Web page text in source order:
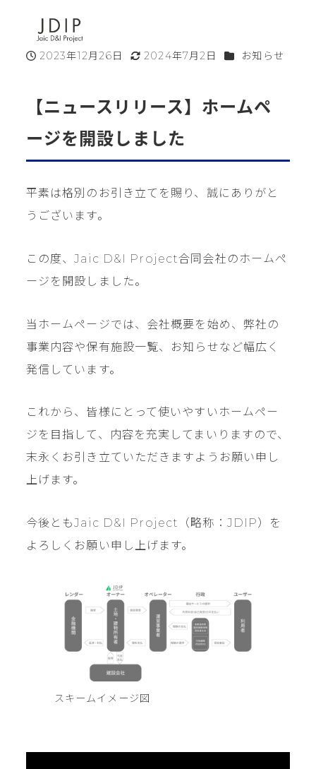
投稿日
2023年12月26日 2024年7月2日 カテゴリー
お知らせ
【ニュースリリース】ホームペ
ージを開設しました
平素は格別のお引き立てを賜り、誠にありがと
うございます。
この度、Jaic D&I Project合同会社のホームペ
ージを開設しました。
当ホームページでは、会社概要を始め、弊社の
事業内容や保有施設一覧、お知らせなど幅広く
発信しています。
これから、皆様にとって使いやすいホームペー
ジを目指して、内容を充実してまいりますので、
末永くお引き立ていただきますようお願い申し
上げます。
今後ともJaic D&I Project（略称：JDIP）を
よろしくお願い申し上げます。
スキームイメージ図